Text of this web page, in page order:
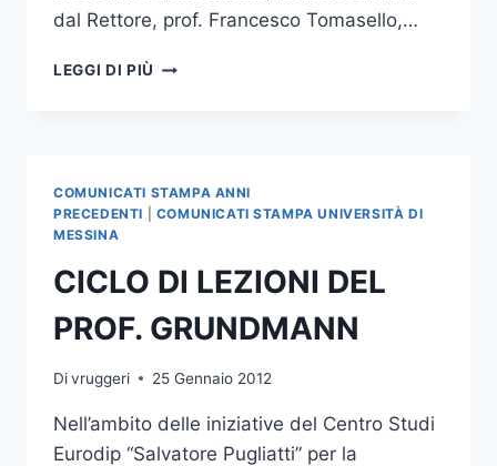
dal Rettore, prof. Francesco Tomasello,…
LEGGI DI PIÙ TARIFFE
PENDOLARI
DI
MESSINA
COMUNICATI STAMPA ANNI
PRECEDENTI
COMUNICATI STAMPA UNIVERSITÀ DI
MESSINA
CICLO DI LEZIONI DEL
PROF. GRUNDMANN
Divruggeri 25 Gennaio 2012
Nell’ambito delle iniziative del Centro Studi
Eurodip “Salvatore Pugliatti” per la